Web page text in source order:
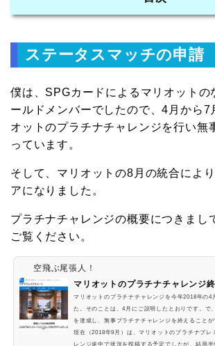
ステータスマッチの申請
僕は、SPGカードによるマリオットの
ールドメンバーでしたので、4月から7
オットのプラチナチャレンジを行い無
っています。
そして、マリオットの8月の統合によ
アになりました。
プラチナチャレンジの概要につきまし
ご覧ください。
空飛ぶ尾張人！
マリオットのプラチナチャレンジ
マリオットのプラチナチャレンジを今年2018年の4
た。そのことは、4月にご説明したとおりです。で
を達成し、無事プラチナチャレンジを終えること
現在（2018年9月）は、マリオットのプラチナプレ
レンジ途中で状況を投稿する予定でしたが、結局半